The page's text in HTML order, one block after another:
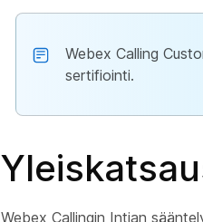
Webex Calling
sertifiointi.
Webex Callingin Intian